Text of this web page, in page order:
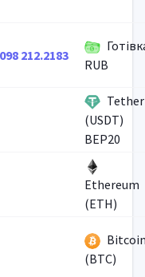
212.2183
RUB
Tether
(USDT)
BEP20
Ethereum
(ETH)
(BTC)